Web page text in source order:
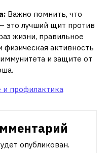
Важно помнить, что
это лучший щит против
жизни, правильное
физическая активность
и защите от
профилактика
опубликован.